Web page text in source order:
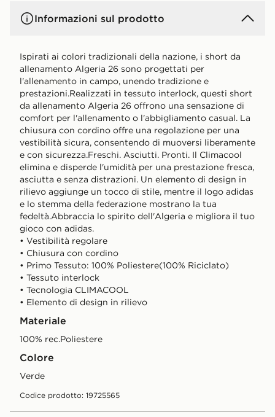
Informazioni sul prodotto
Ispirati ai colori tradizionali della nazione, i short da
allenamento Algeria 26 sono progettati per
l'allenamento in campo, unendo tradizione e
prestazioni.Realizzati in tessuto interlock, questi short
da allenamento Algeria 26 offrono una sensazione di
comfort per l'allenamento o l'abbigliamento casual. La
chiusura con cordino offre una regolazione per una
vestibilità sicura, consentendo di muoversi liberamente
e con sicurezza.Freschi. Asciutti. Pronti. Il Climacool
elimina e disperde l'umidità per una prestazione fresca,
asciutta e senza distrazioni. Un elemento di design in
rilievo aggiunge un tocco di stile, mentre il logo adidas
e lo stemma della federazione mostrano la tua
fedeltà.Abbraccia lo spirito dell'Algeria e migliora il tuo
gioco con adidas.
• Vestibilità regolare
• Chiusura con cordino
• Primo Tessuto: 100% Poliestere(100% Riciclato)
• Tessuto interlock
• Tecnologia CLIMACOOL
• Elemento di design in rilievo
Materiale
100% rec.Poliestere
Colore
Verde
Codice prodotto: 19725565